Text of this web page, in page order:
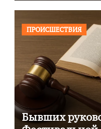
ПРОИСШЕСТВИЯ
Бывших